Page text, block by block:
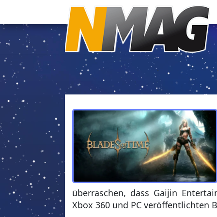
überraschen, dass Gaijin
Xbox 360 und PC veröffentlichten